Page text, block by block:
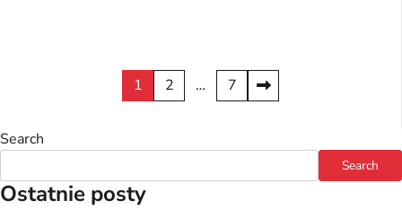
1 2 … 7
Search
Search
Ostatnie posty